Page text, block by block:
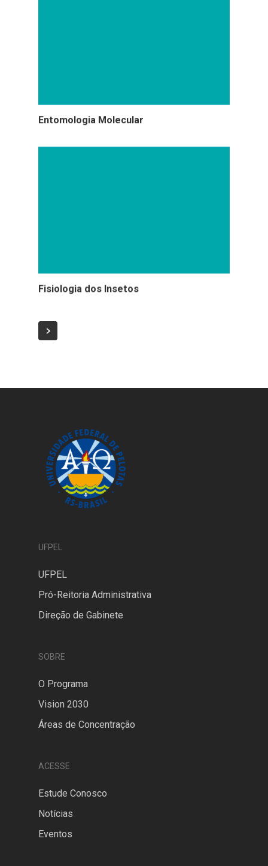
Entomologia Molecular
Fisiologia dos Insetos
UFPEL
UFPEL
Pró-Reitoria Administrativa
Direção de Gabinete
SOBRE
O Programa
Vision 2030
Áreas de Concentração
ACESSE
Estude Conosco
Notícias
Eventos